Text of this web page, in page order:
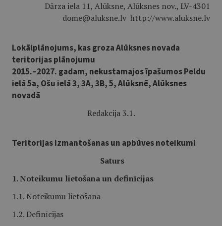
Dārza iela 11, Alūksne, Alūksnes nov., LV-4301
dome@aluksne.lv http://www.aluksne.lv
Lokālplānojums, kas groza Alūksnes novada
teritorijas plānojumu
2015.–2027. gadam, nekustamajos īpašumos Peldu
ielā 5a, Ošu ielā 3, 3A, 3B, 5, Alūksnē, Alūksnes
novadā
Redakcija 3.1.
Teritorijas izmantošanas un apbūves noteikumi
Saturs
1. Noteikumu lietošana un definīcijas
1.1. Noteikumu lietošana
1.2. Definīcijas